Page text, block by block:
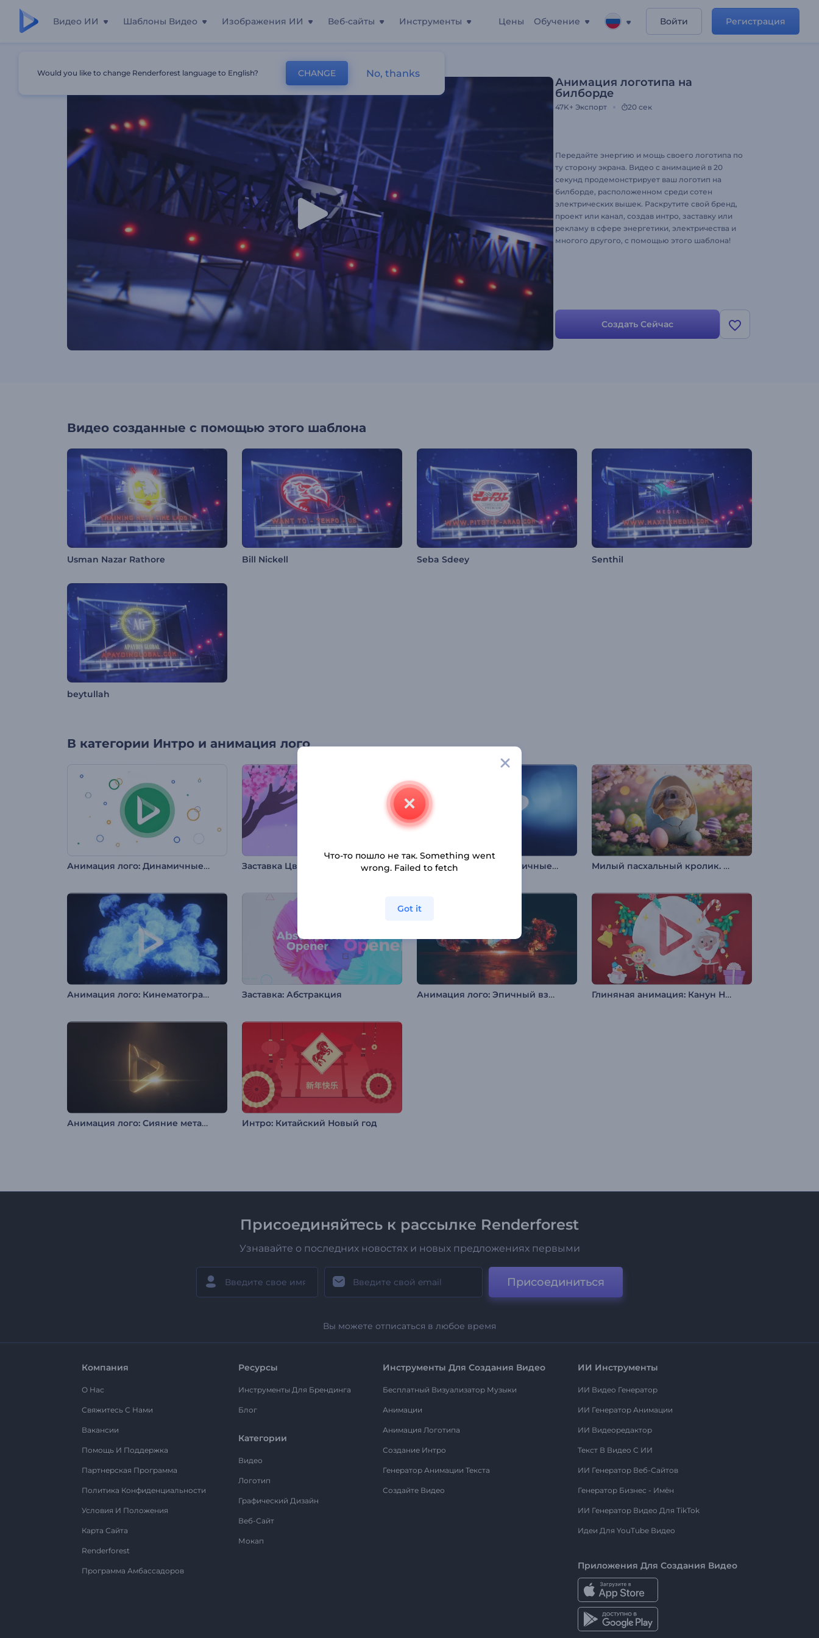
Видео ИИ Шаблоны Видео Изображения ИИ Веб-сайты Инструменты Цены Обучение Войти Регистрация
Анимация логотипа на
билборде
47K+ Экспорт 20 сек
Передайте энергию и мощь своего логотипа по
ту сторону экрана. Видео с анимацией в 20
секунд продемонстрирует ваш логотип на
билборде, расположенном среди сотен
электрических вышек. Раскрутите свой бренд,
проект или канал, создав интро, заставку или
рекламу в сфере энергетики, электричества и
многого другого, с помощью этого шаблона!
Создать Сейчас
Видео созданные с помощью этого шаблона
Usman Nazar Rathore Bill Nickell Seba Sdeey Senthil
beytullah
В категории Интро и анимация лого
Анимация лого: Динамичные фигуры Заставка Цветение Ханами Заставка "Минималистичные Тени" Милый пасхальный кролик. Вступление.
Анимация лого: Кинематографичный взрыв Заставка: Абстракция Анимация лого: Эпичный взрыв Глиняная анимация: Канун Нового года
Анимация лого: Сияние металла Интро: Китайский Новый год
Присоединяйтесь к рассылке Renderforest
Узнавайте о последних новостях и новых предложениях первыми
Присоединиться
Вы можете отписаться в любое время
Компания
О Нас
Свяжитесь С Нами
Вакансии
Помощь И Поддержка
Партнерская Программа
Политика Конфиденциальности
Условия И Положения
Карта Сайта
Renderforest
Программа Амбассадоров
Ресурсы
Инструменты Для Брендинга
Блог
Категории
Видео
Логотип
Графический Дизайн
Веб-Сайт
Мокап
Инструменты Для Создания Видео
Бесплатный Визуализатор Музыки
Анимации
Анимация Логотипа
Создание Интро
Генератор Анимации Текста
Создайте Видео
ИИ Инструменты
ИИ Видео Генератор
ИИ Генератор Анимации
ИИ Видеоредактор
Текст В Видео С ИИ
ИИ Генератор Веб-Сайтов
Генератор Бизнес - Имён
ИИ Генератор Видео Для TikTok
Идеи Для YouTube Видео
Приложения Для Создания Видео
Would you like to change Renderforest language to English? CHANGE No, thanks
Что-то пошло не так. Something went
wrong. Failed to fetch
Got it